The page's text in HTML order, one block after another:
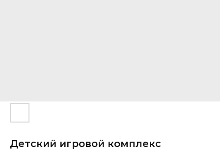
Детский игровой комплекс